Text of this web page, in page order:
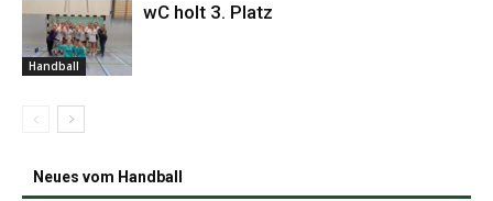
Handball
wC holt 3. Platz
Neues vom Handball